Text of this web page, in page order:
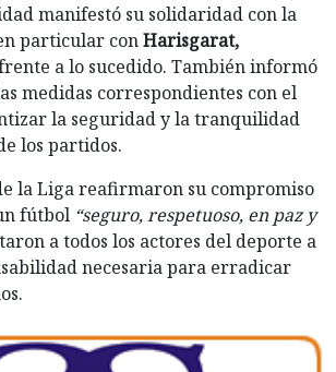
manifestó su solidaridad con la
particular conHarisgarat,
a lo sucedido. También informó
medidas correspondientes con el
la seguridad y la tranquilidad
los partidos.
la Liga reafirmaron su compromiso
fútbol “seguro, respetuoso, en paz y
a todos los actores del deporte a
necesaria para erradicar